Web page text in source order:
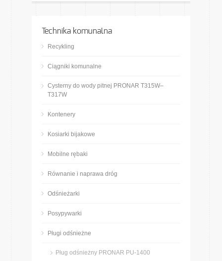
Technika komunalna
Recykling
Ciągniki komunalne
Cysterny do wody pitnej PRONAR T315W–
T317W
Kontenery
Kosiarki bijakowe
Mobilne rębaki
Równanie i naprawa dróg
Odśnieżarki
Posypywarki
Pługi odśnieżne
Pług odśnieżny PRONAR PU-1400